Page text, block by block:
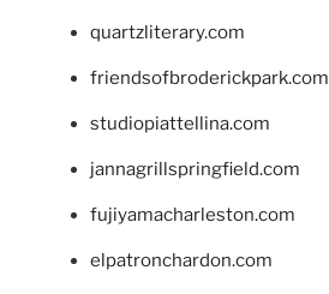
quartzliterary.com
friendsofbroderickpark.com
studiopiattellina.com
jannagrillspringfield.com
fujiyamacharleston.com
elpatronchardon.com